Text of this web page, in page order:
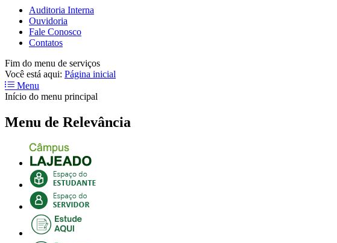
Auditoria Interna
Ouvidoria
Fale Conosco
Contatos
Fim do menu de serviços
Você está aqui: Página inicial
Menu
Início do menu principal
Menu de Relevância